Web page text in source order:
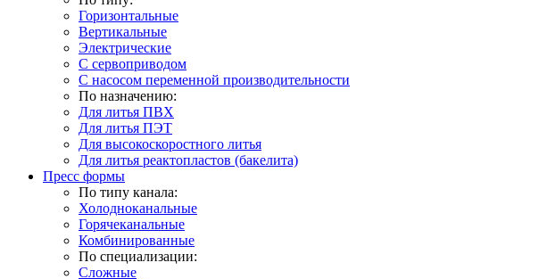
Горизонтальные
Вертикальные
Электрические
С сервоприводом
С насосом переменной производительности
По назначению:
Для литья ПВХ
Для литья ПЭТ
Для высокоскоростного литья
Для литья реактопластов (бакелита)
Пресс формы
По типу канала:
Холодноканальные
Горячеканальные
Комбинированные
По специализации:
Сложные